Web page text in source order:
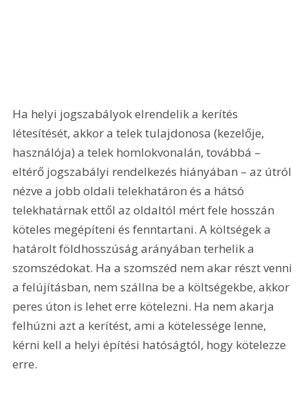
Ha helyi jogszabályok elrendelik a kerítés
létesítését, akkor a telek tulajdonosa (kezelője,
használója) a telek homlokvonalán, továbbá –
eltérő jogszabályi rendelkezés hiányában – az útról
nézve a jobb oldali telekhatáron és a hátsó
telekhatárnak ettől az oldaltól mért fele hosszán
köteles megépíteni és fenntartani. A költségek a
határolt földhosszúság arányában terhelik a
szomszédokat. Ha a szomszéd nem akar részt venni
a felújításban, nem szállna be a költségekbe, akkor
peres úton is lehet erre kötelezni. Ha nem akarja
felhúzni azt a kerítést, ami a kötelessége lenne,
kérni kell a helyi építési hatóságtól, hogy kötelezze
erre.